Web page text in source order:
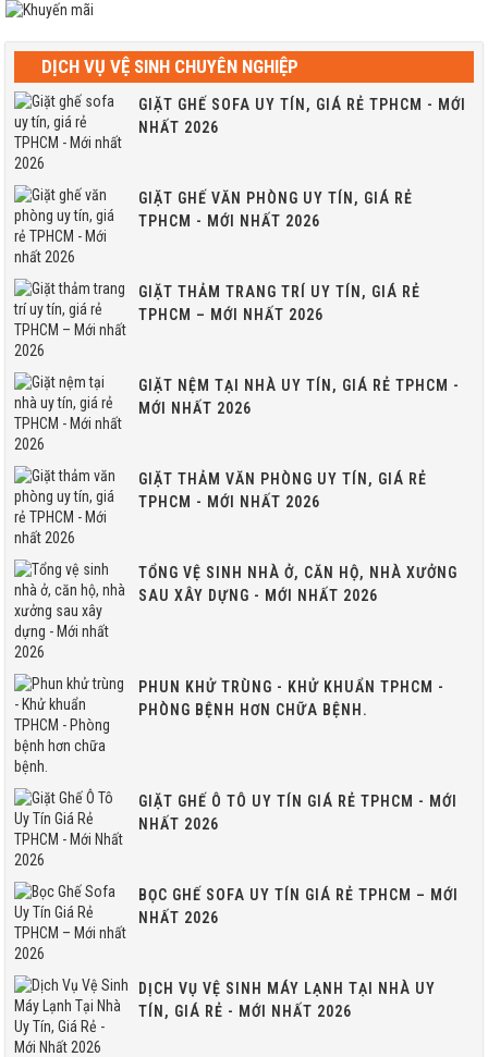
DỊCH VỤ VỆ SINH CHUYÊN NGHIỆP
GIẶT GHẾ SOFA UY TÍN, GIÁ RẺ TPHCM - MỚI
NHẤT 2026
GIẶT GHẾ VĂN PHÒNG UY TÍN, GIÁ RẺ
TPHCM - MỚI NHẤT 2026
GIẶT THẢM TRANG TRÍ UY TÍN, GIÁ RẺ
TPHCM – MỚI NHẤT 2026
GIẶT NỆM TẠI NHÀ UY TÍN, GIÁ RẺ TPHCM -
MỚI NHẤT 2026
GIẶT THẢM VĂN PHÒNG UY TÍN, GIÁ RẺ
TPHCM - MỚI NHẤT 2026
TỔNG VỆ SINH NHÀ Ở, CĂN HỘ, NHÀ XƯỞNG
SAU XÂY DỰNG - MỚI NHẤT 2026
PHUN KHỬ TRÙNG - KHỬ KHUẨN TPHCM -
PHÒNG BỆNH HƠN CHỮA BỆNH.
GIẶT GHẾ Ô TÔ UY TÍN GIÁ RẺ TPHCM - MỚI
NHẤT 2026
BỌC GHẾ SOFA UY TÍN GIÁ RẺ TPHCM – MỚI
NHẤT 2026
DỊCH VỤ VỆ SINH MÁY LẠNH TẠI NHÀ UY
TÍN, GIÁ RẺ - MỚI NHẤT 2026